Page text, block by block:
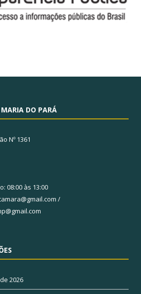
DO PARÁ
Nº 1361
08:00 às 13:00
/
2026